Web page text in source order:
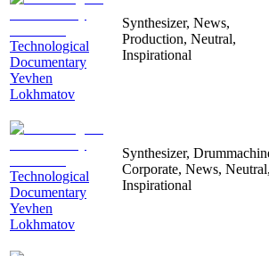
Technological
Documentary
Yevhen
Lokhmatov
Synthesizer, News,
Production, Neutral,
Inspirational
Technological
Documentary
Yevhen
Lokhmatov
Synthesizer,
Corporate, News, Neutral,
Inspirational